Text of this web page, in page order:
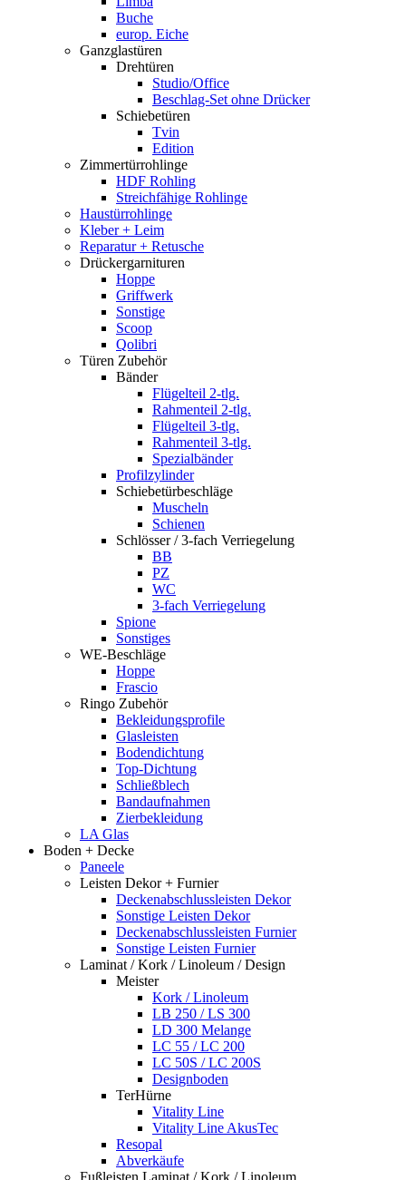
Buche
europ. Eiche
Ganzglastüren
Drehtüren
Studio/Office
Beschlag-Set ohne Drücker
Schiebetüren
Tvin
Edition
Zimmertürrohlinge
HDF Rohling
Streichfähige Rohlinge
Haustürrohlinge
Kleber + Leim
Reparatur + Retusche
Drückergarnituren
Hoppe
Griffwerk
Sonstige
Scoop
Qolibri
Türen Zubehör
Bänder
Flügelteil 2-tlg.
Rahmenteil 2-tlg.
Flügelteil 3-tlg.
Rahmenteil 3-tlg.
Spezialbänder
Profilzylinder
Schiebetürbeschläge
Muscheln
Schienen
Schlösser / 3-fach Verriegelung
BB
PZ
WC
3-fach Verriegelung
Spione
Sonstiges
WE-Beschläge
Hoppe
Frascio
Ringo Zubehör
Bekleidungsprofile
Glasleisten
Bodendichtung
Top-Dichtung
Schließblech
Bandaufnahmen
Zierbekleidung
LA Glas
Boden + Decke
Paneele
Leisten Dekor + Furnier
Deckenabschlussleisten Dekor
Sonstige Leisten Dekor
Deckenabschlussleisten Furnier
Sonstige Leisten Furnier
Laminat / Kork / Linoleum / Design
Meister
Kork / Linoleum
LB 250 / LS 300
LD 300 Melange
LC 55 / LC 200
LC 50S / LC 200S
Designboden
TerHürne
Vitality Line
Vitality Line AkusTec
Resopal
Abverkäufe